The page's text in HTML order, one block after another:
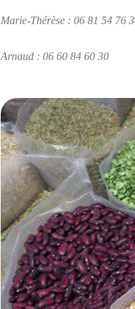
Marie-Thérèse : 06 81 54 76
Arnaud : 06 60 84 60 30